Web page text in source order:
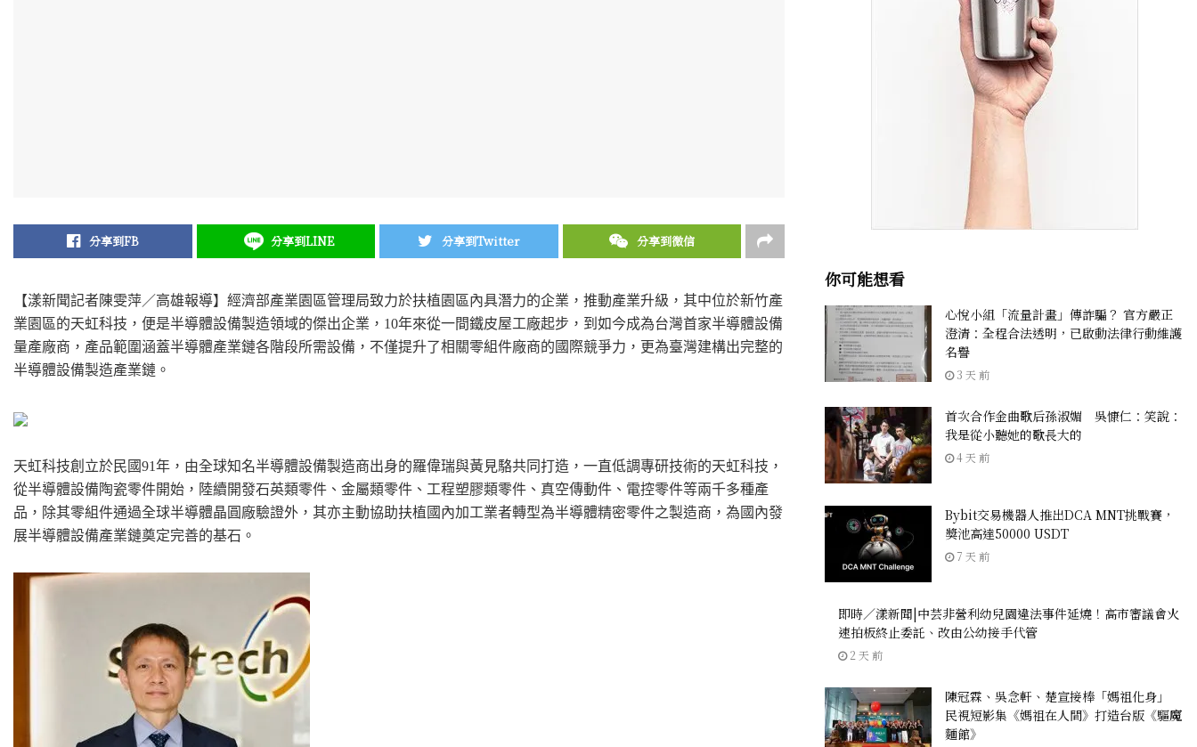
分享到FB 分享到LINE 分享到Twitter 分享到微信
【漾新聞記者陳雯萍／高雄報導】經濟部產業園區管理局致力於扶植園區內具潛力的企業，推動產業升級，其中位於新竹產
業園區的天虹科技，便是半導體設備製造領域的傑出企業，10年來從一間鐵皮屋工廠起步，到如今成為台灣首家半導體設備
量產廠商，產品範圍涵蓋半導體產業鏈各階段所需設備，不僅提升了相關零組件廠商的國際競爭力，更為臺灣建構出完整的
半導體設備製造產業鏈。
天虹科技創立於民國91年，由全球知名半導體設備製造商出身的羅偉瑞與黃見駱共同打造，一直低調專研技術的天虹科技，
從半導體設備陶瓷零件開始，陸續開發石英類零件、金屬類零件、工程塑膠類零件、真空傳動件、電控零件等兩千多種產
品，除其零組件通過全球半導體晶圓廠驗證外，其亦主動協助扶植國內加工業者轉型為半導體精密零件之製造商，為國內發
展半導體設備產業鏈奠定完善的基石。
你可能想看
心悅小組「流量計畫」傳詐騙？ 官方嚴正
澄清：全程合法透明，已啟動法律行動維護
名譽
3 天 前
首次合作金曲歌后孫淑媚 吳慷仁：笑說：
我是從小聽她的歌長大的
4 天 前
Bybit交易機器人推出DCA MNT挑戰賽，
獎池高達50000 USDT
7 天 前
即時／漾新聞|中芸非營利幼兒園違法事件延燒！高市審議會火
速拍板終止委託、改由公幼接手代管
2 天 前
陳冠霖、吳念軒、楚宣接棒「媽祖化身」
民視短影集《媽祖在人間》打造台版《驅魔
麵館》